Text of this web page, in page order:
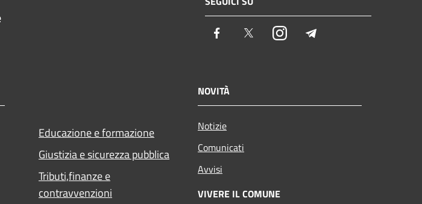
Facebook TwitterInstagram
Educazione e formazione
Giustizia e sicurezza pubblica
Tributi,finanze e
contravvenzioni
NOVITÀ
Notizie
Comunicati
Avvisi
VIVERE IL COMUNE